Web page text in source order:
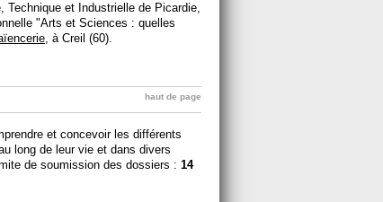
Technique et Industrielle de Picardie,
"Arts et Sciences : quelles
, à Creil (60).
haut de page
et concevoir les différents
long de leur vie et dans divers
de soumission des dossiers : 14